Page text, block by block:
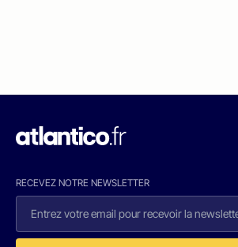
RECEVEZ NOTRE NEWSLETTER